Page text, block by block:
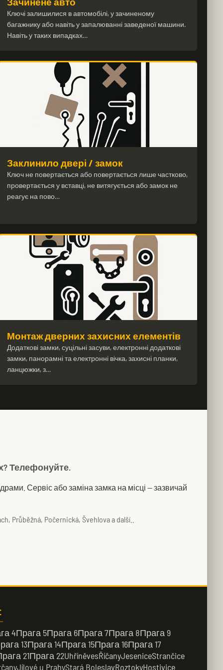
Ключі залишилися в автомобілі, у зачиненому
багажнику або навіть у запалюванні заведеної машини.
Навіть у таких випадках…
Заклинило двері / замок
Ключ не повертається або повертається лише частково,
провертається у вставці, не витягується або замок не
реагує на пово…
Монтаж дверних захисних елементів
Додаткові замки, суцільні засуви, електронні додаткові
замки, панорамні та електронні вічка, захисні планки,
ланцюжки, з…
Телефонуйте.
Сервіс або заміна замка на місці — зазвичай
Průběžná, Počernická, Švehlova a další..
4Прага 5Прага 6Прага 7Прага 8Прага 9
13Прага 14Прага 15Прага 16Прага 17
21Прага 22UhříněvesŘíčanyJeseniceStrančice
Jílové u PrahyStará BoleslavRoztokyHostivice